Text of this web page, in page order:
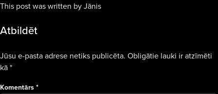
This post was written by Jānis
Atbildēt
Jūsu e-pasta adrese netiks publicēta. Obligātie lauki ir atzīmēti
kā*
Komentārs *